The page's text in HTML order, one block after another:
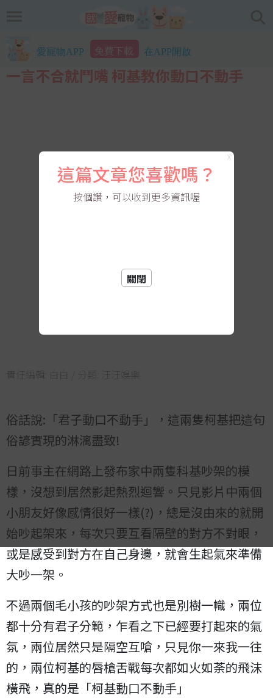
愛寵物APP 免費下載 在APP開啟
一言不合就鬥嘴 柯基教你動口不動手
責任編輯: 白白 / 分類: 汪汪娛樂
俗話說:「君子動口不動手」，這兩隻柯基把這句
俗諺實現的淋漓盡致!
日前事主在網路上發布家中兩隻科基吵架的模
樣，沒想到居然影起熱烈迴響。只見影片中兩個
小朋友好像感情很好一樣(?)，總是沒由來的就開
始吵起架來，每次只要互看隔壁的對方不對眼，
或是感受到對方在自己身邊，就會生起氣來準備
大吵一架。
不過兩個毛小孩的吵架方式也是別樹一幟，兩位
都十分有君子分範，乍看之下已經要打起來的氣
氛，兩位居然只是隔空互嗆，只見你一來我一往
的，兩位柯基的唇槍舌戰每次都如火如荼的飛沫
橫飛，真的是「柯基動口不動手」
X
這篇文章您喜歡嗎？
按個讚，可以收到更多資訊喔
關閉